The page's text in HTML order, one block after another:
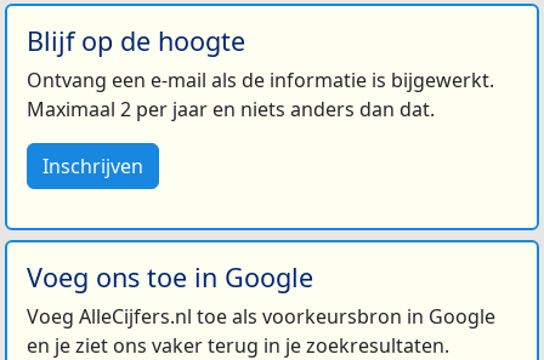
Blijf op de hoogte
Ontvang een e-mail als de informatie is bijgewerkt.
Maximaal 2 per jaar en niets anders dan dat.
Inschrijven
Voeg ons toe in Google
Voeg AlleCijfers.nl toe als voorkeursbron in Google
en je ziet ons vaker terug in je zoekresultaten.